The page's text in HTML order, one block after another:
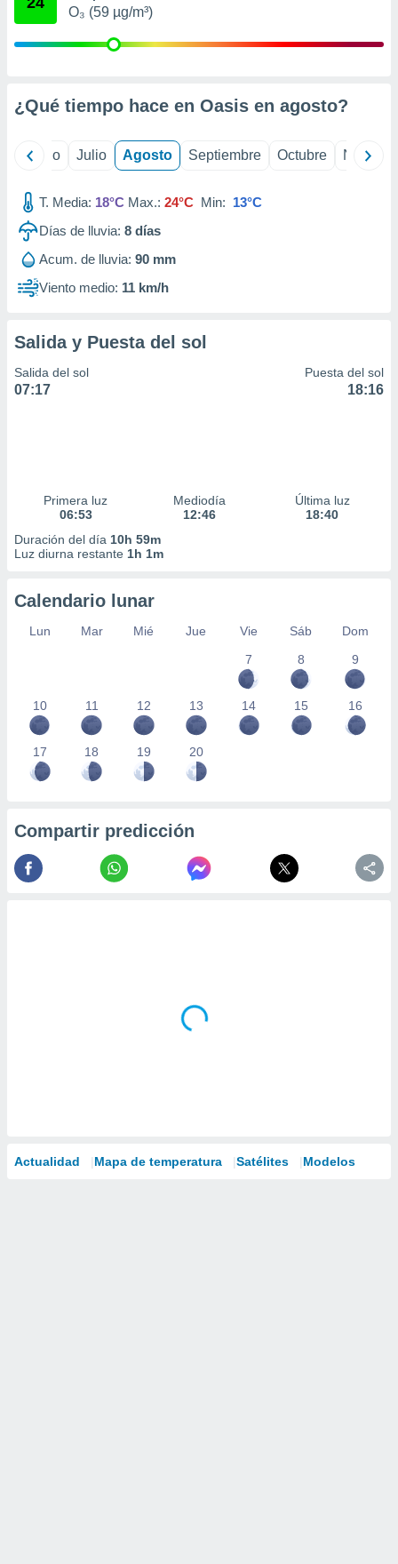
publicidad
publicidad
1199
O₃ (59 µg/m³)
¿Qué tiempo hace en Oasis en agosto?
Junio Julio Agosto Septiembre Octubre
T. Media: 18°C Max.: 24°C Min: 13°C
Días de lluvia: 8 días
Acum. de lluvia: 90 mm
Viento medio: 11 km/h
Salida y Puesta del sol
Salida del sol
07:17
Puesta del sol
18:16
Primera luz
06:53
Mediodía
12:46
Última luz
18:40
Duración del día 10h 59m
Luz diurna restante 1h 1m
Calendario lunar
Lun Mar Mié Jue Vie Sáb
Dom
7
8 9
10 11 12 13 14 15 16
17 18 19 20
Compartir predicción
Actualidad Mapa de temperatura Satélites Modelos